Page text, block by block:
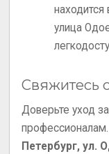
улица
Свяжитесь
Доверьте уход
Петербург, ул.